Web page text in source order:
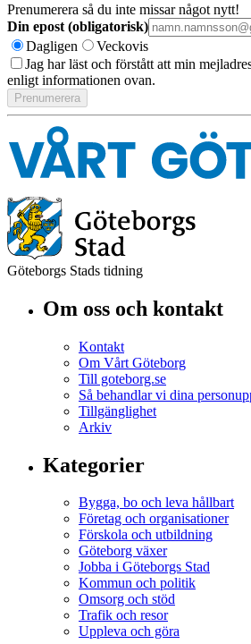
Prenumerera så du inte missar något nytt!
Din epost (obligatorisk)
Dagligen
Veckovis
Jag har läst och förstått att min
enligt informationen ovan.
Göteborgs Stads tidning
Om oss och kontakt
Kontakt
Om Vårt Göteborg
Till goteborg.se
Så behandlar vi dina
Tillgänglighet
Arkiv
Kategorier
Bygga, bo och leva hållbart
Företag och organisationer
Förskola och utbildning
Göteborg växer
Jobba i Göteborgs Stad
Kommun och politik
Omsorg och stöd
Trafik och resor
Uppleva och göra